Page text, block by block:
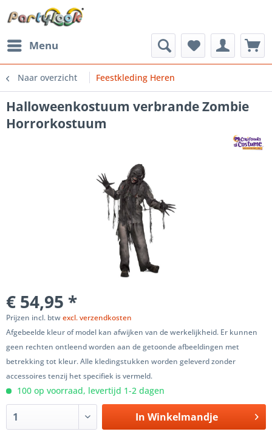
Menu
Naar overzicht Feestkleding Heren
Halloweenkostuum verbrande Zombie
Horrorkostuum
€ 54,95 *
Prijzen incl. btwexcl. verzendkosten
Afgebeelde kleur of model kan afwijken van de werkelijkheid. Er kunnen
geen rechten ontleend worden aan de getoonde afbeeldingen met
betrekking tot kleur. Alle kledingstukken worden geleverd zonder
accessoires tenzij het specifiek is vermeld.
100 op voorraad, levertijd 1-2 dagen
In Winkelmandje